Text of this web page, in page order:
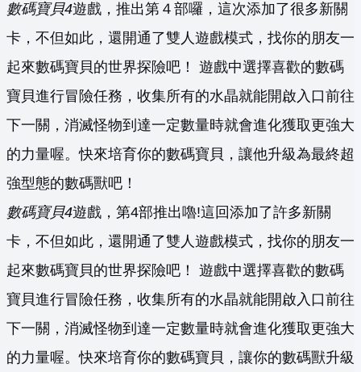
數碼寶貝4遊戲，推出第４部囉，這次添加了很多新關
卡，不但如此，還開通了雙人遊戲模式，找你的朋友一
起來數碼寶貝的世界探險吧！ 遊戲中選擇喜歡的數碼
寶貝進行冒險任務，收集所有的水晶就能開啟入口前往
下一關，消滅怪物到達一定數量時就會進化獲取更強大
的力量喔。快來培育你的數碼寶貝，讓他升級為最終超
強型態的數碼獸吧！
數碼寶貝4遊戲，第4部推出嚕!這回添加了許多新關
卡，不但如此，還開通了雙人遊戲模式，找你的朋友一
起來數碼寶貝的世界探險吧！ 遊戲中選擇喜歡的數碼
寶貝進行冒險任務，收集所有的水晶就能開啟入口前往
下一關，消滅怪物到達一定數量時就會進化獲取更強大
的力量喔。快來培育你的數碼寶貝，讓你的數碼獸升級